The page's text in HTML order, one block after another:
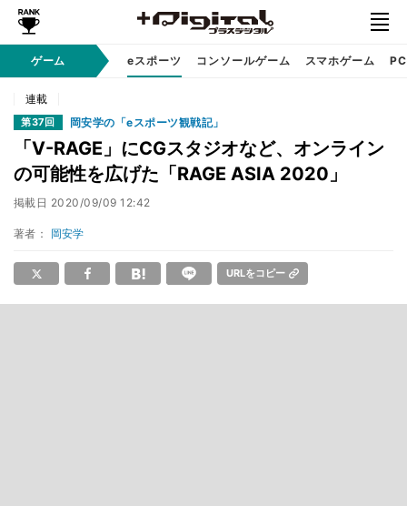
ゲーム eスポーツ コンソールゲーム スマホゲーム
連載
第37回 岡安学の「eスポーツ観戦記」
「V-RAGE」にCGスタジオなど、オンライン
の可能性を広げた「RAGE ASIA 2020」
掲載日 2020/09/09 12:42
著者： 岡安学
URLをコピー